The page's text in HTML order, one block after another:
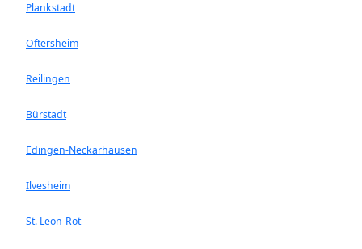
Plankstadt
Oftersheim
Reilingen
Bürstadt
Edingen-Neckarhausen
Ilvesheim
St. Leon-Rot